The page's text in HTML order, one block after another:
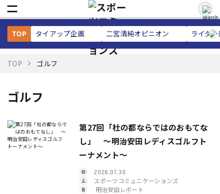
TOP タイアップ企画 二宮清純オピニオン ライタ
TOP ゴルフ
ゴルフ
第27回「杜の都ならではのおもてな
し」 ～明治安田レディスゴルフト
ーナメント～
2026.07.30
スポーツコミュニケーションズ
明治安田レポート